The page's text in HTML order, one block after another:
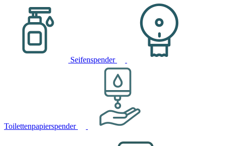
Seifenspender
Toilettenpapierspender